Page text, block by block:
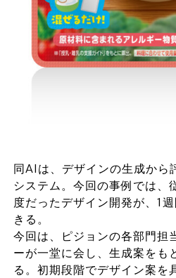
同AIは、デザインの生成から
システム。今回の事例では、
度だったデザイン開発が、1
きる。
今回は、ピジョンの各部門担
ーが一堂に会し、生成案をも
る。初期段階でデザイン案を